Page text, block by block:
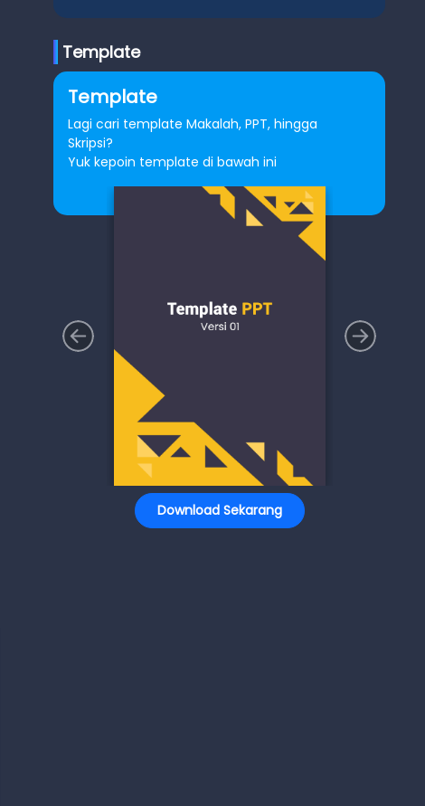
Template
Template
Lagi cari template Makalah, PPT, hingga
Skripsi?
Yuk kepoin template di bawah ini
Download Sekarang